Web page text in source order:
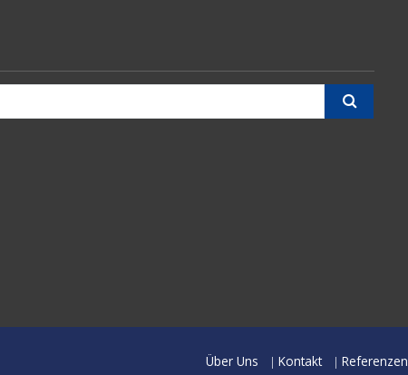
Über Uns Kontakt Referenzen